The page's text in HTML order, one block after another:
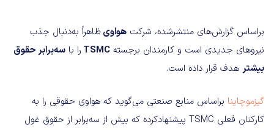
براساس گزارش‌های منتشرشده، شرکت هواویظاهراً به‌دنبال جذب
نیروهای جدیدی است و کارمندان برجسته TSMC را با سه‌برابر حقوق
بیشتر هدف قرار داده است.
گیزموچاینا براساس منابع صنعتی می‌گوید که هواوی حقوقی را به
کارکنان فعلی TSMC پیشنهادکرده که بیش از سه‌برابر از حقوق غول